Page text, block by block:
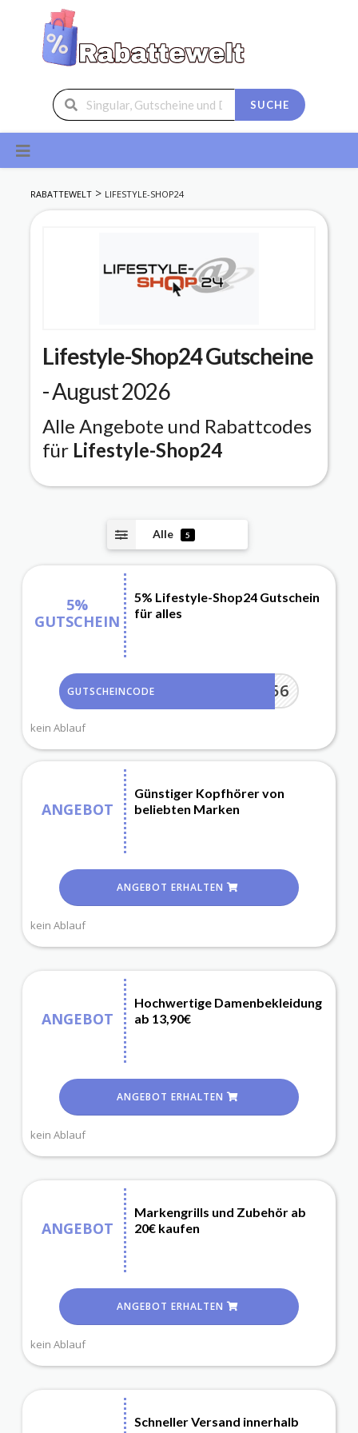
SUCHE
content
RABATTEWELT> LIFESTYLE-SHOP24
Lifestyle-Shop24Gutscheine
- August 2026
Alle Angebote und Rabattcodes
für Lifestyle-Shop24
Alle 5
5%
GUTSCHEIN
5% Lifestyle-Shop24 Gutschein
für alles
WX2Y56
GUTSCHEINCODE
kein Ablauf
ANGEBOT
Günstiger Kopfhörer von
beliebten Marken
ANGEBOT ERHALTEN
kein Ablauf
ANGEBOT
Hochwertige Damenbekleidung
ab 13,90€
ANGEBOT ERHALTEN
kein Ablauf
ANGEBOT
Markengrills und Zubehör ab
20€ kaufen
ANGEBOT ERHALTEN
kein Ablauf
Schneller Versand innerhalb